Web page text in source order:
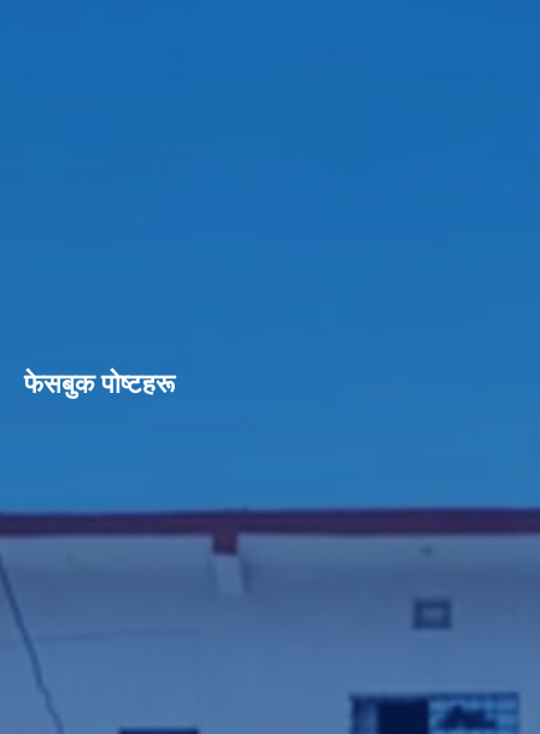
फेसबुक पाेष्टहरू